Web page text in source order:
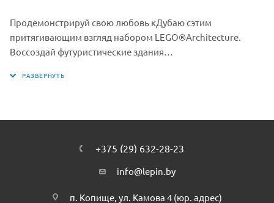
Продемонстрируй свою любовь кДубаю сэтим
притягивающим взгляд набором LEGO®Architecture.
Воссоздай футуристические здания
Бурдж-эль-Араб иЭмират Тауэрс, расположенные врайоне
вашего дома или офиса.+375 (29) 632-28-23
info@lepin.by
п. Копище, ул. Камова 4 (юр. адрес)